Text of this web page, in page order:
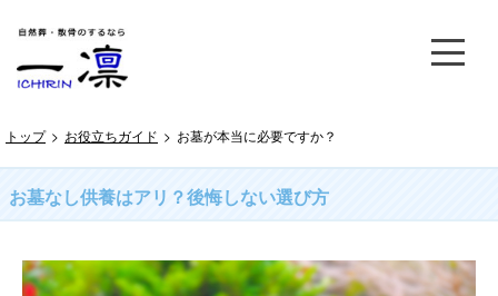
トップ > お役立ちガイド > お墓が本当に必要ですか？
お墓なし供養はアリ？後悔しない選び方